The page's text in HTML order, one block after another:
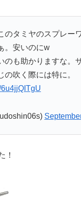
のタミヤのスプレー
。安いのにw
のも助かりますな。
の吹く際には特に。
！